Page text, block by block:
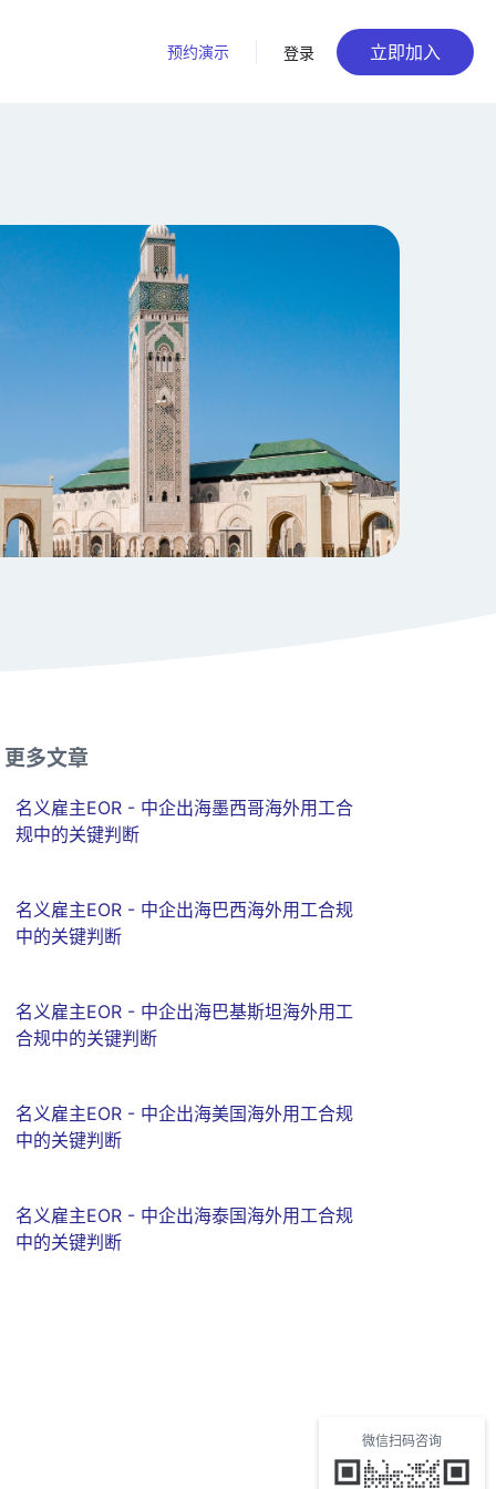
预约演示 登录 立即加入
更多文章
名义雇主EOR - 中企出海墨西哥海外用工合
规中的关键判断
名义雇主EOR - 中企出海巴西海外用工合规
中的关键判断
名义雇主EOR - 中企出海巴基斯坦海外用工
合规中的关键判断
名义雇主EOR - 中企出海美国海外用工合规
中的关键判断
名义雇主EOR - 中企出海泰国海外用工合规
中的关键判断
微信扫码咨询